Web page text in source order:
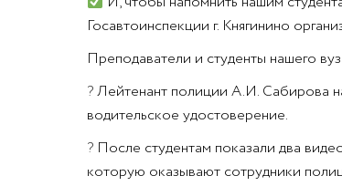
Госавтоинспекции г. Княгинино
Преподаватели и студенты нашего
?Лейтенант полиции А.И. Сабирова
водительское удостоверение.
?После студентам показали два
которую оказывают сотрудники